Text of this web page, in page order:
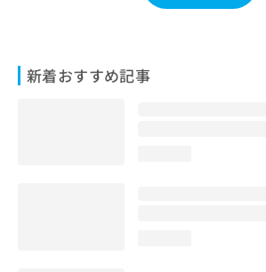
新着おすすめ記事